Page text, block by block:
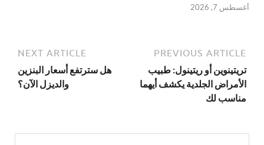
أغسطس 7, 2026
PREVIOUS ARTICLE
تريتينوين أو ريتينول: طبيب
الأمراض الجلدية يكشف أيهما
مناسب لك
NEXT ARTICLE
هل سترتفع أسعار البنزين
والديزل الآن؟